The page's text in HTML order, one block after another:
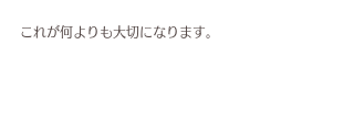
これが何よりも大切になります。